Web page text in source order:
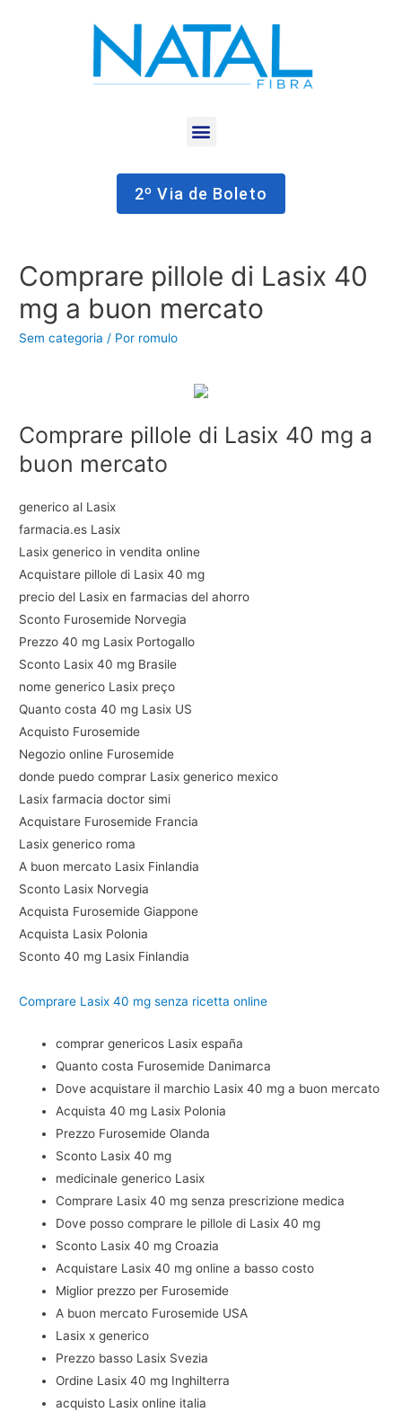
2º Via de Boleto
Comprare pillole di Lasix 40
mg a buon mercato
Sem categoria / Por romulo
Comprare pillole di Lasix 40 mg a
buon mercato
generico al Lasix
farmacia.es Lasix
Lasix generico in vendita online
Acquistare pillole di Lasix 40 mg
precio del Lasix en farmacias del ahorro
Sconto Furosemide Norvegia
Prezzo 40 mg Lasix Portogallo
Sconto Lasix 40 mg Brasile
nome generico Lasix preço
Quanto costa 40 mg Lasix US
Acquisto Furosemide
Negozio online Furosemide
donde puedo comprar Lasix generico mexico
Lasix farmacia doctor simi
Acquistare Furosemide Francia
Lasix generico roma
A buon mercato Lasix Finlandia
Sconto Lasix Norvegia
Acquista Furosemide Giappone
Acquista Lasix Polonia
Sconto 40 mg Lasix Finlandia
Comprare Lasix 40 mg senza ricetta online
comprar genericos Lasix españa
Quanto costa Furosemide Danimarca
Dove acquistare il marchio Lasix 40 mg a buon mercato
Acquista 40 mg Lasix Polonia
Prezzo Furosemide Olanda
Sconto Lasix 40 mg
medicinale generico Lasix
Comprare Lasix 40 mg senza prescrizione medica
Dove posso comprare le pillole di Lasix 40 mg
Sconto Lasix 40 mg Croazia
Acquistare Lasix 40 mg online a basso costo
Miglior prezzo per Furosemide
A buon mercato Furosemide USA
Lasix x generico
Prezzo basso Lasix Svezia
Ordine Lasix 40 mg Inghilterra
acquisto Lasix online italia